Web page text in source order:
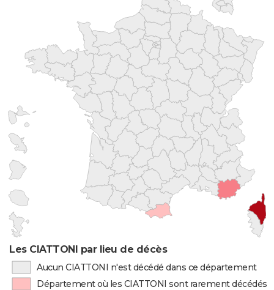
Les CIATTONI par lieu de décès
Aucun CIATTONI n'est décédé dans ce département
Département où les CIATTONI sont rarement décédés